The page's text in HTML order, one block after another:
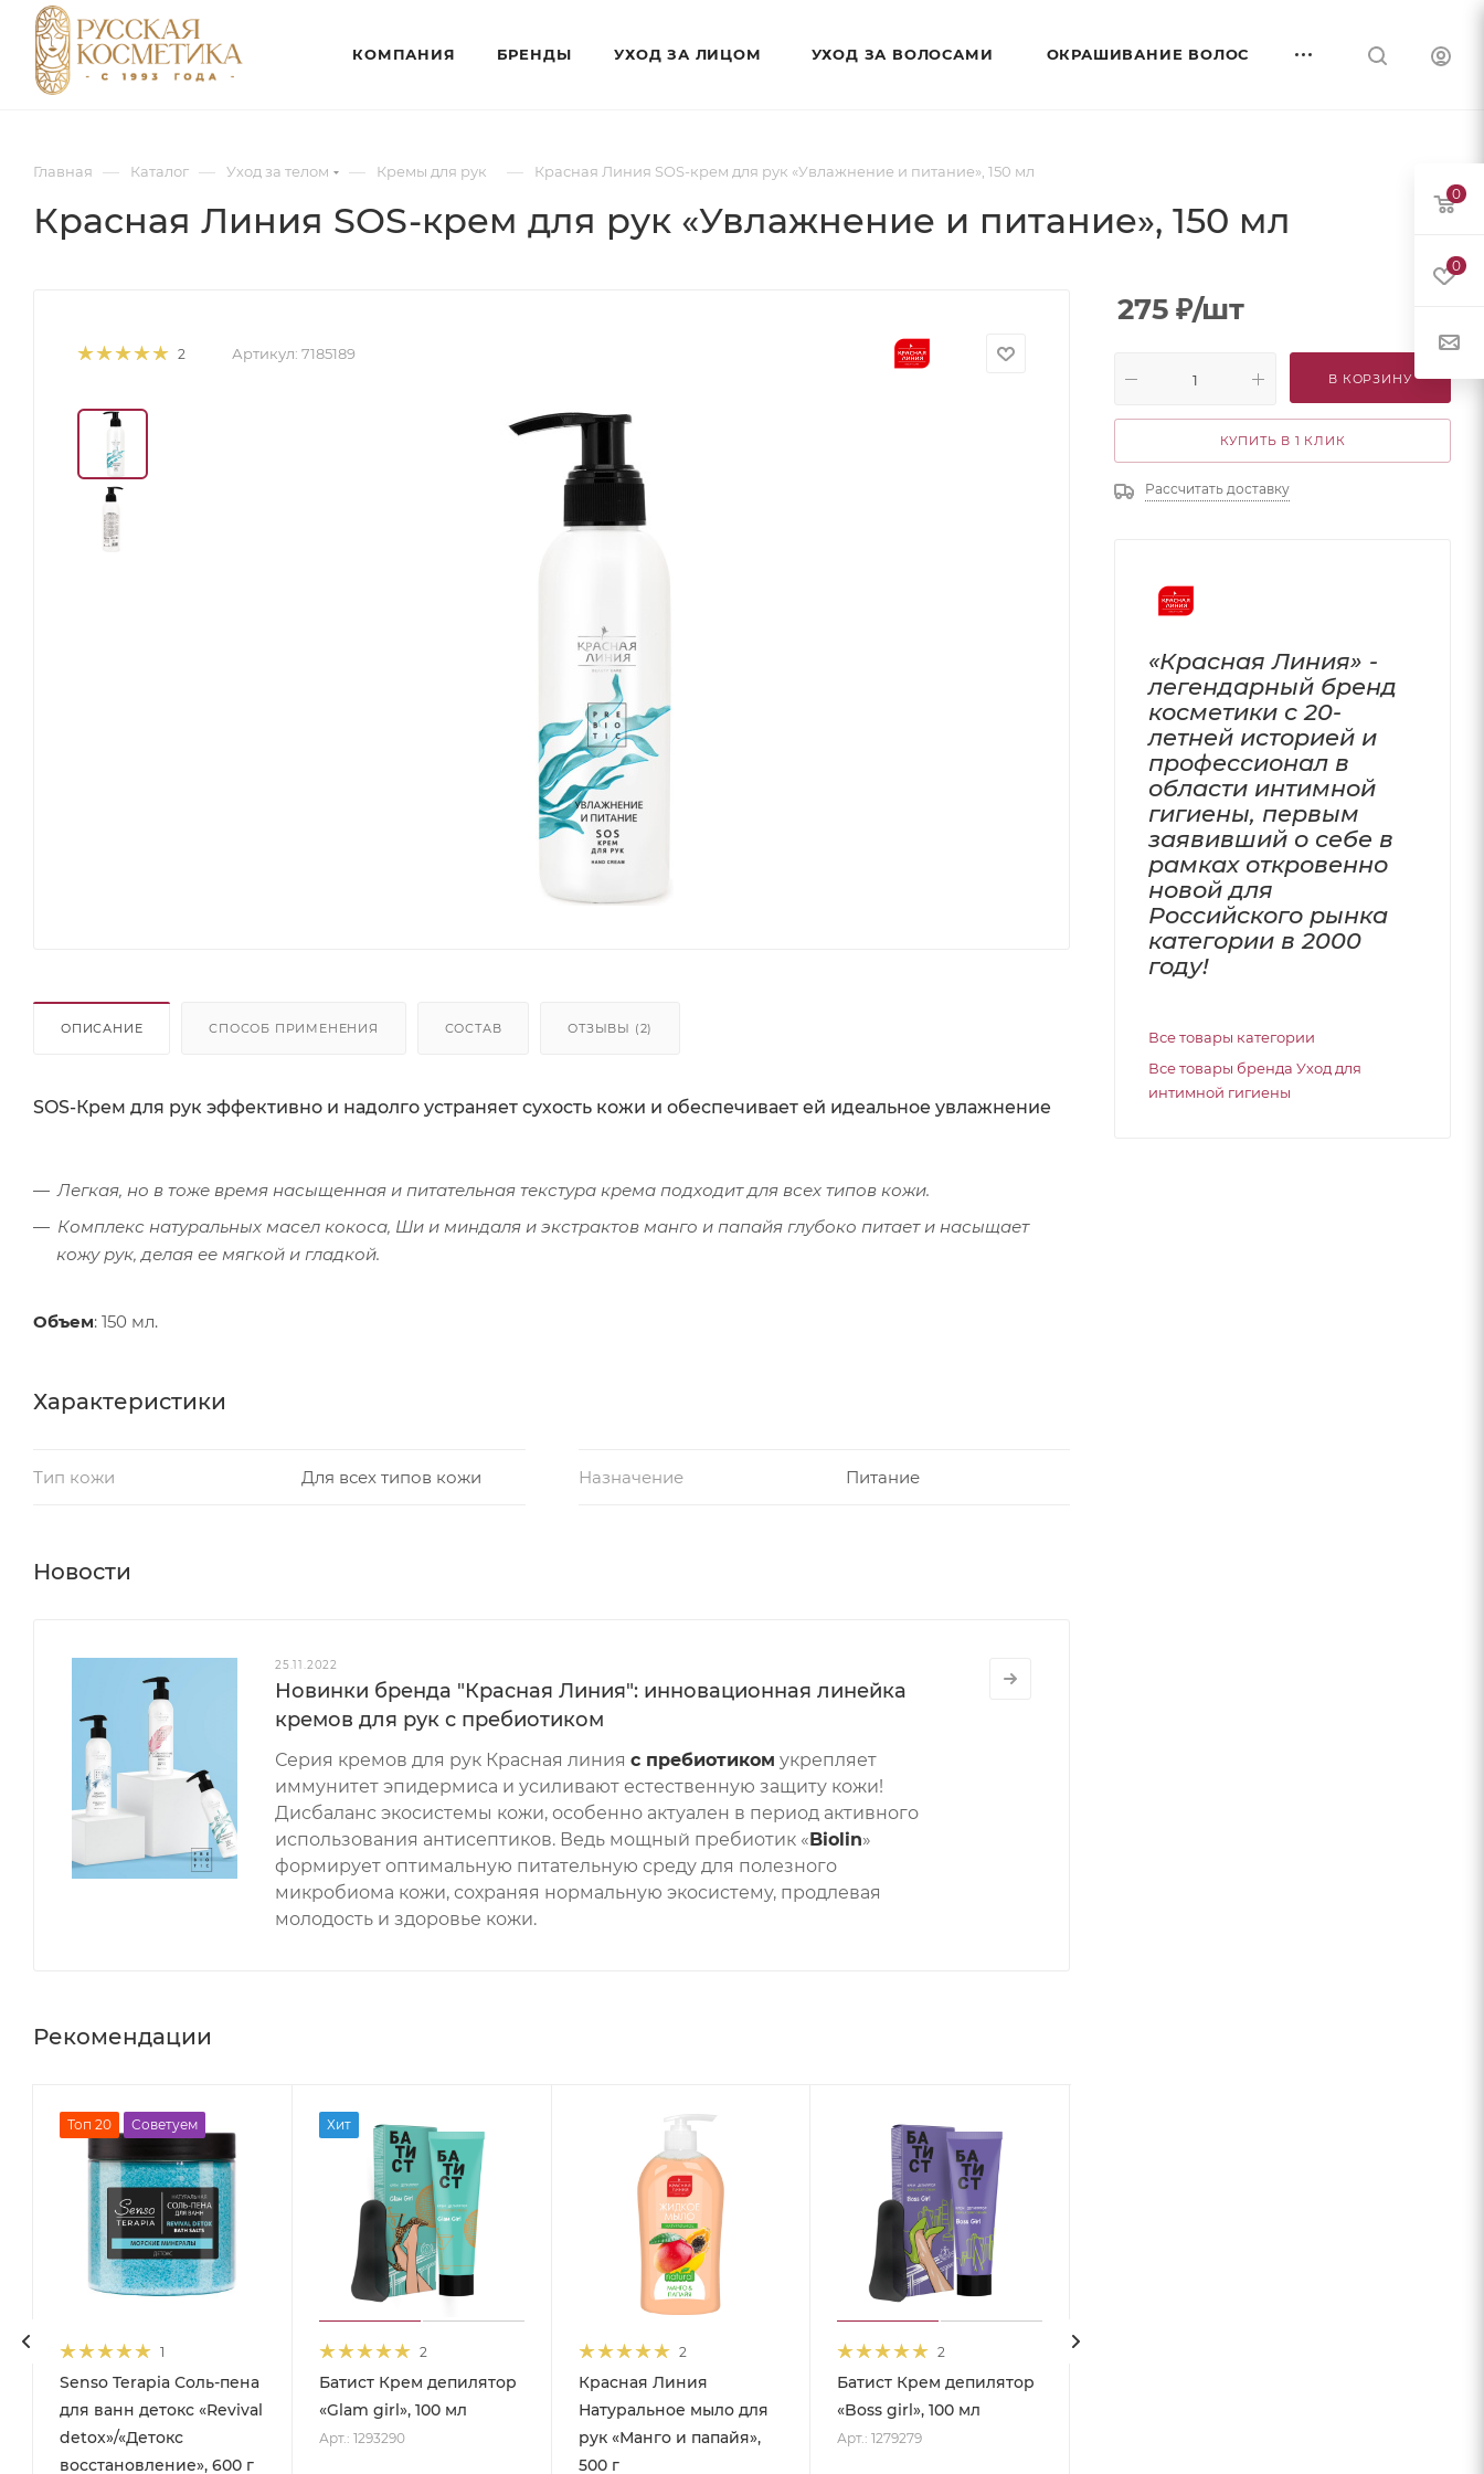
КОМПАНИЯ БРЕНДЫ УХОД ЗА ЛИЦОМ УХОД ЗА ВОЛОСАМИ ОКРАШИВАНИЕ ВОЛОС
Главная — Каталог — Уход за телом — Кремы для рук — Красная Линия SOS-крем для рук «Увлажнение и питание», 150 мл
Красная Линия SOS-крем для рук «Увлажнение и питание», 150 мл
2 Артикул: 7185189
ОПИСАНИЕ СПОСОБ ПРИМЕНЕНИЯ СОСТАВ ОТЗЫВЫ (2)
SOS-Крем для рук эффективно и надолго устраняет сухость кожи и обеспечивает ей идеальное увлажнение
Легкая, но в тоже время насыщенная и питательная текстура крема подходит для всех типов кожи.
Комплекс натуральных масел кокоса, Ши и миндаля и экстрактов манго и папайя глубоко питает и насыщает
кожу рук, делая ее мягкой и гладкой.
Объем: 150 мл.
Характеристики
Тип кожи Для всех типов кожи Назначение Питание
Новости
25.11.2022
Новинки бренда "Красная Линия": инновационная линейка
кремов для рук с пребиотиком
Серия кремов для рук Красная линияс пребиотиком укрепляет
иммунитет эпидермиса и усиливают естественную защиту кожи!
Дисбаланс экосистемы кожи, особенно актуален в период активного
использования антисептиков. Ведь мощный пребиотик «Biolin»
формирует оптимальную питательную среду для полезного
микробиома кожи, сохраняя нормальную экосистему, продлевая
молодость и здоровье кожи.
Рекомендации
Топ 20 Советуем
1
Senso Terapia Соль-пена
для ванн детокс «Revival
detox»/«Детокс
восстановление», 600 г
Хит
2
Батист Крем депилятор
«Glam girl», 100 мл
Арт.: 1293290
2
Красная Линия
Натуральное мыло для
рук «Манго и папайя»,
500 г
2
Батист Крем депилятор
«Boss girl», 100 мл
Арт.: 1279279
275 ₽/шт
В КОРЗИНУ
КУПИТЬ В 1 КЛИК
Рассчитать доставку
«Красная Линия» -
легендарный бренд
косметики с 20-
летней историей и
профессионал в
области интимной
гигиены, первым
заявивший о себе в
рамках откровенно
новой для
Российского рынка
категории в 2000
году!
Все товары категории
Все товары бренда Уход для
интимной гигиены
0
0